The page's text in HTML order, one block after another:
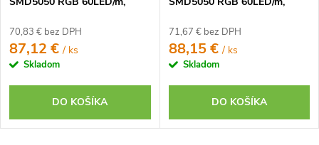
sada
70,83 € bez DPH
87,12 €/ ks
Skladom
DO KOŠÍKA
sada
71,67 € bez DPH
88,15 €/ ks
Skladom
DO KOŠÍKA